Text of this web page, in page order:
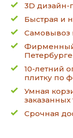
3D дизайн-
Быстрая и
Самовывоз
Фирменный
Петербурге
10-летний
плитку по
Умная
заказанных
Срочная